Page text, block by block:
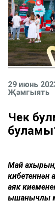
29 июнь
Җәмгыять
Чек
Май
кибетеннән
аяк
ышанычлы